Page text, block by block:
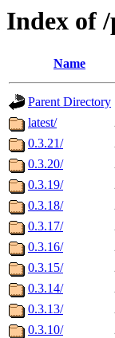
Index of
Name
Parent Directory
latest/
0.3.21/
0.3.20/
0.3.19/
0.3.18/
0.3.17/
0.3.16/
0.3.15/
0.3.14/
0.3.13/
0.3.10/